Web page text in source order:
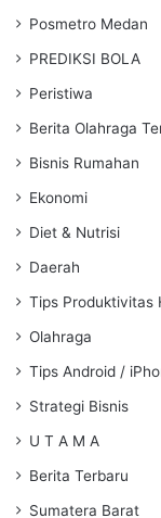
Posmetro Medan
PREDIKSI BOLA
Peristiwa
Berita Olahraga
Bisnis Rumahan
Ekonomi
Diet & Nutrisi
Daerah
Tips Produktivitas
Olahraga
Tips Android /
Strategi Bisnis
U T A M A
Berita Terbaru
Sumatera Barat